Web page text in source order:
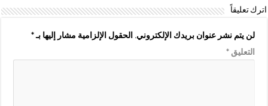
اترك تعليقاً
لن يتم نشر عنوان بريدك الإلكتروني. الحقول الإلزامية مشار إليها بـ*
التعليق*